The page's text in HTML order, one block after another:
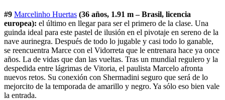
#9 Marcelinho Huertas (36 años, 1.91 m – Brasil, licencia
europea): el último en llegar para ser el primero de la clase. Una
guinda ideal para este pastel de ilusión en el pivotaje en sereno de la
nave aurinegra. Después de todo lo jugable y casi todo lo ganable,
se reencuentra Marce con el Vidorreta que le entrenara hace ya once
años. La de vidas que dan las vueltas. Tras un mundial regulero y la
despedida entre lágrimas de Vitoria, el paulista Marcelo afronta
nuevos retos. Su conexión con Shermadini seguro que será de lo
mejorcito de la temporada de amarillo y negro. Ya sólo eso bien vale
la entrada.